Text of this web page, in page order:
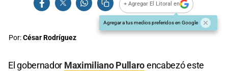
+ Agregar El Litoral en
Agregar a tus medios preferidos en Google
Por:César Rodríguez
El gobernador Maximiliano Pullaroencabezó este